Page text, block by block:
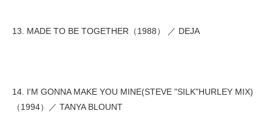
13. MADE TO BE TOGETHER（1988） ／ DEJA
14. I'M GONNA MAKE YOU MINE(STEVE "SILK"HURLEY MIX)
（1994）／ TANYA BLOUNT